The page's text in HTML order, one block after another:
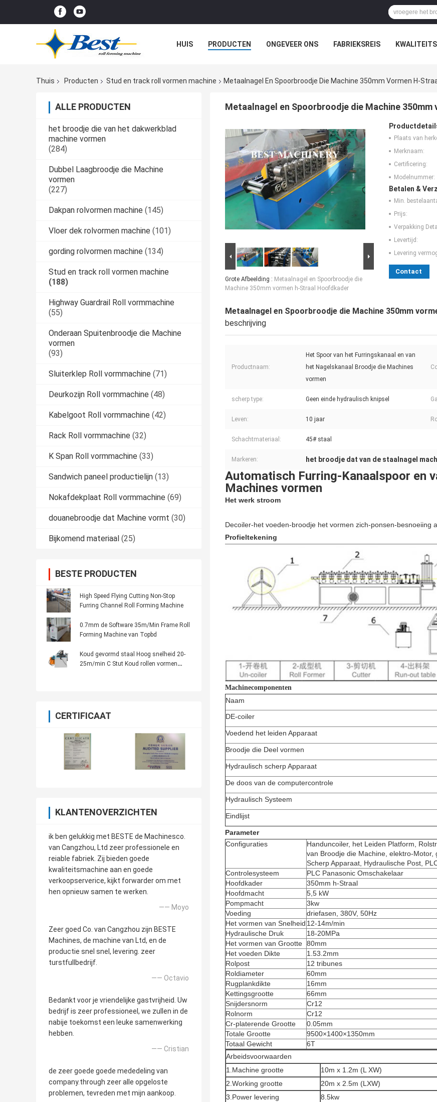
HUIS PRODUCTEN ONGEVEER ONS FABRIEKSREIS
Thuis Producten Stud en track roll vormen machine Metaalnagel En Spoorbroodje Die Machine 350mm Vormen H-
ALLE PRODUCTEN
het broodje die van het dakwerkblad
machine vormen
(284)
Dubbel Laagbroodje die Machine
vormen
(227)
Dakpan rolvormen machine (145)
Vloer dek rolvormen machine (101)
gording rolvormen machine (134)
Stud en track roll vormen machine
(188)
Highway Guardrail Roll vormmachine
(55)
Onderaan Spuitenbroodje die Machine
vormen
(93)
Sluiterklep Roll vormmachine (71)
Deurkozijn Roll vormmachine (48)
Kabelgoot Roll vormmachine (42)
Rack Roll vormmachine (32)
K Span Roll vormmachine (33)
Sandwich paneel productielijn (13)
Nokafdekplaat Roll vormmachine (69)
douanebroodje dat Machine vormt (30)
Bijkomend materiaal (25)
BESTE PRODUCTEN
High Speed Flying Cutting Non-Stop
Furring Channel Roll Forming Machine
0.7mm de Software 35m/Min Frame Roll
Forming Machine van Topbd
Koud gevormd staal Hoog snelheid 20-
25m/min C Stut Koud rollen vormen
CERTIFICAAT
KLANTENOVERZICHTEN
ik ben gelukkig met BESTE de Machinesco.
van Cangzhou, Ltd zeer professionele en
reiable fabriek. Zij bieden goede
kwaliteitsmachine aan en goede
verkoopserverice, kijkt forwarder om met
hen opnieuw samen te werken.
—— Moyo
Zeer goed Co. van Cangzhou zijn BESTE
Machines, de machine van Ltd, en de
productie snel snel, levering. zeer
turstfullbedrijf.
—— Octavio
Bedankt voor je vriendelijke gastvrijheid. Uw
bedrijf is zeer professioneel, we zullen in de
nabije toekomst een leuke samenwerking
hebben.
—— Cristian
de zeer goede goede mededeling van
company.through zeer alle opgeloste
problemen, tevreden met mijn aankoop.
Metaalnagel en Spoorbroodje die Machine
Grote Afbeelding : Metaalnagel en Spoorbroodje die
Machine 350mm vormen h-Straal Hoofdkader
Plaats van
Merknaam:
Certificering:
Modelnummer:
Betalen &
Min.
Prijs:
Verpakking
Levertijd:
Levering
Contact
Metaalnagel en Spoorbroodje die Machine 350mm
beschrijving
Productnaam:
Het Spoor van het Furringskanaal en van
het Nagelskanaal Broodje die Machines
vormen
scherp type: Geen einde hydraulisch knipsel
Leven: 10 jaar
Schachtmateriaal: 45# staal
Markeren: het broodje dat van de staalnagel
Automatisch Furring-Kanaalspoor en
Machines vormen
Het werk stroom
Decoiler-het voeden-broodje het vormen zich-ponsen-besnoeiing
Profieltekening
Machinecomponenten
Naam
DE-coiler
Voedend het leiden Apparaat
Broodje die Deel vormen
Hydraulisch scherp Apparaat
De doos van de computercontrole
Hydraulisch Systeem
Eindlijst
Parameter
Configuraties
Handuncoiler, het Leiden Platform,
van Broodje die Machine, elektro-Motor,
Scherp Apparaat, Hydraulische Post,
Controlesysteem
PLC Panasonic Omschakelaar
Hoofdkader
350mm h-Straal
Hoofdmacht
5,5 kW
Pompmacht
3kw
Voeding
driefasen, 380V, 50Hz
Het vormen van Snelheid 12-14m/min
Hydraulische Druk
18-20MPa
Het vormen van Grootte 80mm
Het voeden Dikte
1.53.2mm
Rolpost
12 tribunes
Roldiameter
60mm
Rugplankdikte
16mm
Kettingsgrootte
66mm
Snijdersnorm
Cr12
Rolnorm
Cr12
Cr-platerende Grootte
0.05mm
Totale Grootte
9500×1400×1350mm
Totaal Gewicht
6T
Arbeidsvoorwaarden
1.Machine grootte
10m x 1.2m (L XW)
2.Working grootte
20m x 2.5m (LXW)
3.Power levering
8.5kw